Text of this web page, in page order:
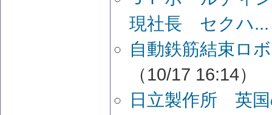
現社長 セクハ...
自動鉄筋結束ロ
（10/17 16:14）
日立製作所 英国